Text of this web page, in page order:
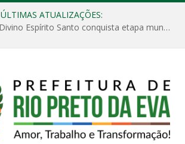
ÚLTIMAS ATUALIZAÇÕES:
Escola Municipal Divino Espírito Santo conquista etapa municipal da V Feira Amazonense de Matemática